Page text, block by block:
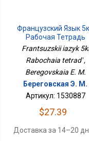
Французский Язык
Рабочая Тетрадь
Frantsuzskii iazyk 5kl
Rabochaia tetrad' ,
Beregovskaia E. M.
Береговская Э. М.
Артикул: 1530887
$27.39
Доставка за 14–20